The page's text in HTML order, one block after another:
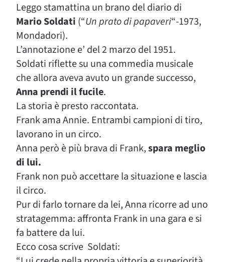
Leggo stamattina un brano del diario di
Mario Soldati (“Un prato di papaveri“-1973,
Mondadori).
L’annotazione e’ del 2 marzo del 1951.
Soldati riflette su una commedia musicale
che allora aveva avuto un grande successo,
Anna prendi il fucile.
La storia è presto raccontata.
Frank ama Annie. Entrambi campioni di tiro,
lavorano in un circo.
Anna però è più brava di Frank,spara meglio
di lui.
Frank non può accettare la situazione e lascia
il circo.
Pur di farlo tornare da lei, Anna ricorre ad uno
stratagemma: affronta Frank in una gara e si
fa battere da lui.
Ecco cosa scrive Soldati: